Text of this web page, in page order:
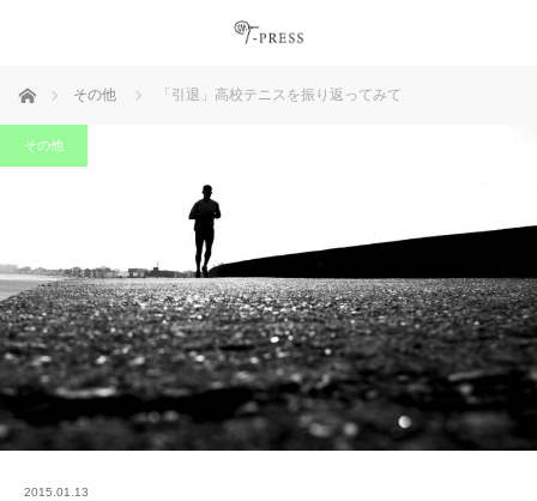
ホーム その他 「引退」高校テニスを振り返ってみて
その他
2015.01.13